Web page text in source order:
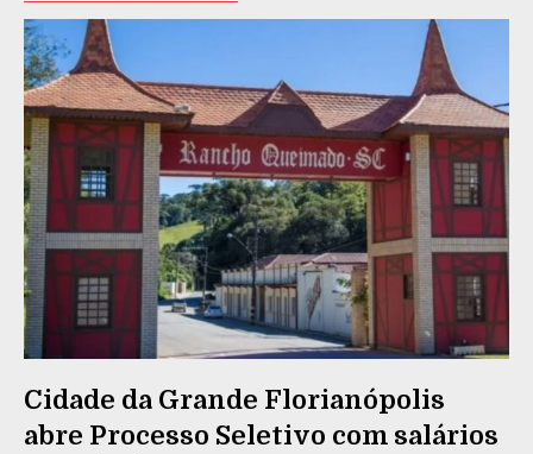
Cidade da Grande Florianópolis
abre Processo Seletivo com salários